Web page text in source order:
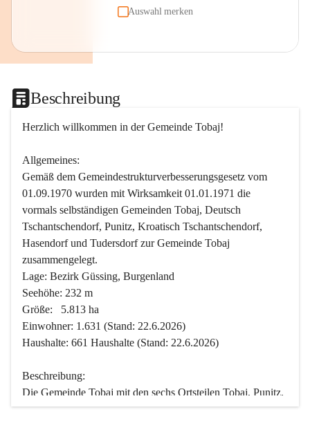
Auswahl merken
Beschreibung
Herzlich willkommen in der Gemeinde Tobaj!
Allgemeines:
Gemäß dem Gemeindestrukturverbesserungsgesetz vom
01.09.1970 wurden mit Wirksamkeit 01.01.1971 die
vormals selbständigen Gemeinden Tobaj, Deutsch
Tschantschendorf, Punitz, Kroatisch Tschantschendorf,
Hasendorf und Tudersdorf zur Gemeinde Tobaj
zusammengelegt.
Lage: Bezirk Güssing, Burgenland
Seehöhe: 232 m
Größe:   5.813 ha
Einwohner: 1.631 (Stand: 22.6.2026)
Haushalte: 661 Haushalte (Stand: 22.6.2026)
Beschreibung:
Die Gemeinde Tobaj mit den sechs Ortsteilen Tobaj, Punitz,
Deutsch Tschantschendorf, Kroatisch Tschantschendorf,